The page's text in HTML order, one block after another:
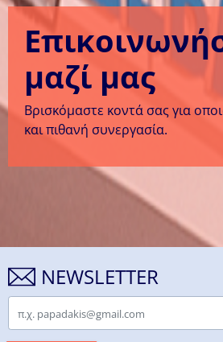
μαζί μας
Βρισκόμαστε κοντά σας για
και πιθανή συνεργασία.
NEWSLETTER
Email